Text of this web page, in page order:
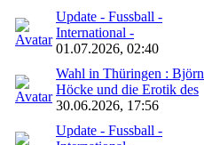
Update - Fussball -
International -
01.07.2026, 02:40
Wahl in Thüringen : Björn
Höcke und die Erotik des
30.06.2026, 17:56
Update - Fussball -